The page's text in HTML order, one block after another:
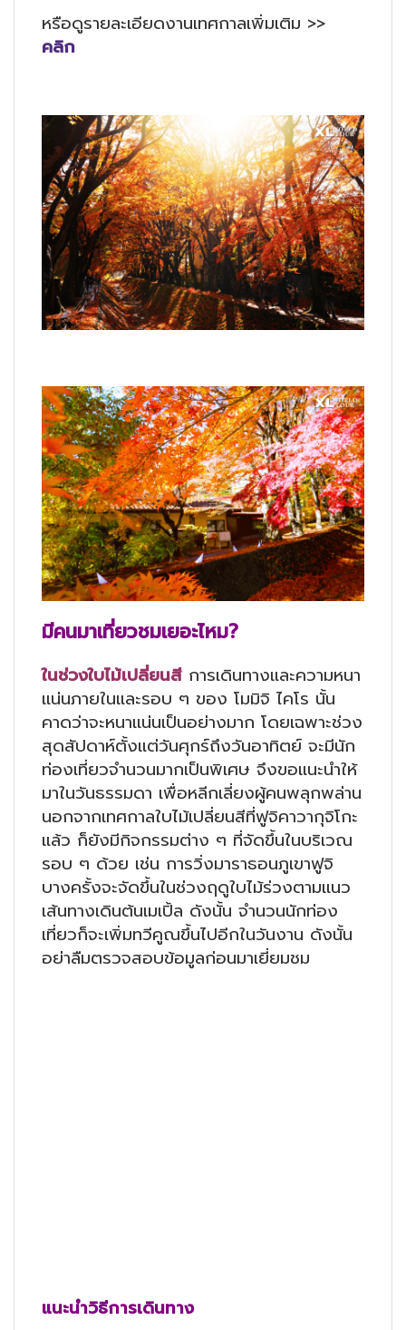
หรือดูรายละเอียดงานเทศกาลเพิ่มเติม >>
คลิก
มีคนมาเที่ยวชมเยอะไหม?
ในช่วงใบไม้เปลี่ยนสีการเดินทางและความหนา
แน่นภายในและรอบ ๆ ของ โมมิจิ ไคโร นั้น
คาดว่าจะหนาแน่นเป็นอย่างมาก โดยเฉพาะช่วง
สุดสัปดาห์ตั้งแต่วันศุกร์ถึงวันอาทิตย์ จะมีนัก
ท่องเที่ยวจำนวนมากเป็นพิเศษ จึงขอแนะนำให้
มาในวันธรรมดา เพื่อหลีกเลี่ยงผู้คนพลุกพล่าน
นอกจากเทศกาลใบไม้เปลี่ยนสีที่ฟูจิคาวากุจิโกะ
แล้ว ก็ยังมีกิจกรรมต่าง ๆ ที่จัดขึ้นในบริเวณ
รอบ ๆ ด้วย เช่น การวิ่งมาราธอนภูเขาฟูจิ
บางครั้งจะจัดขึ้นในช่วงฤดูใบไม้ร่วงตามแนว
เส้นทางเดินต้นเมเปิ้ล ดังนั้น จำนวนนักท่อง
เที่ยวก็จะเพิ่มทวีคูณขึ้นไปอีกในวันงาน ดังนั้น
อย่าลืมตรวจสอบข้อมูลก่อนมาเยี่ยมชม
แนะนำวิธีการเดินทาง